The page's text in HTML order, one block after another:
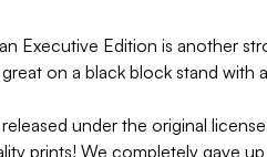
Executive Edition is another
on a black block stand
under the original
prints! We completely gave